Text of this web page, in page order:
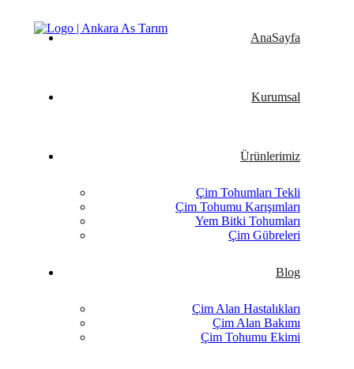
AnaSayfa
Kurumsal
Ürünlerimiz
Çim Tohumları Tekli
Çim Tohumu Karışımları
Yem Bitki Tohumları
Çim Gübreleri
Blog
Çim Alan Hastalıkları
Çim Alan Bakımı
Çim Tohumu Ekimi